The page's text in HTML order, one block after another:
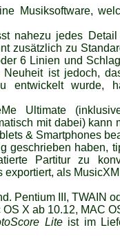
Musiksoftware,
nahezu jedes
zusätzlich zu
6 Linien und
ist jedoch,
entwickelt wurde,
Ultimate
mit dabei) kann
& Smartphones
geschrieben haben,
Partitur zu
als
Pentium III, TWAIN
X ab 10.12, MAC
Liteist im